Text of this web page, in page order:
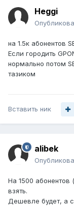
Heggi
на 1.5к абонентов
Если городить
нормально потом
тазиком
Вставить ник
alibek
На 1500
взять.
Дешевле будет, а с